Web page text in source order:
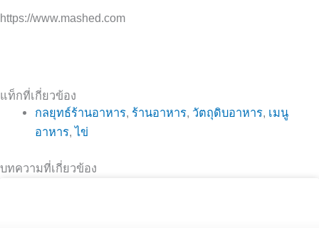
https://www.mashed.com
แท็กที่เกี่ยวข้อง
กลยุทธ์ร้านอาหาร, ร้านอาหาร, วัตถุดิบอาหาร, เมนู
อาหาร,ไข่
บทความที่เกี่ยวข้อง